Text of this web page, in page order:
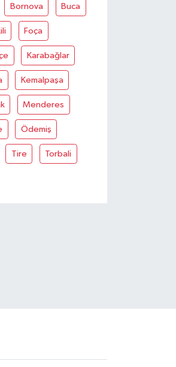
Bornova Buca
Foça
Karabağlar
Kemalpaşa
Menderes
Ödemiş
Tire Torbali